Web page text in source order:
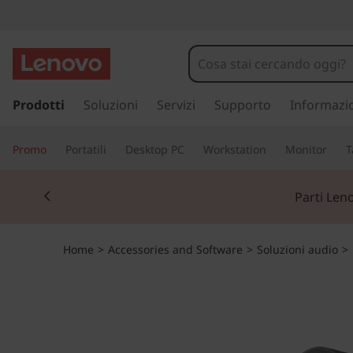
a
a
Prodotti Soluzioni Servizi Supporto
Promo Portatili Desktop PC Workstation Monitor
Parti
Home > Accessories and Software > Soluzioni audio >